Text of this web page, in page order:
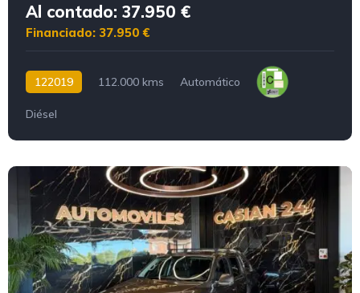
Al contado: 37.950 €
Financiado: 37.950 €
122019 112.000 kms Automático
Diésel